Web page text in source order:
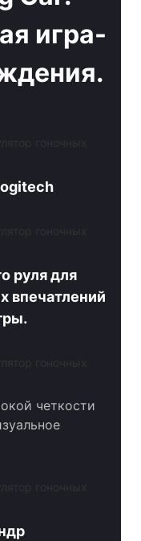
игра-
руля для
впечатлений
четкости